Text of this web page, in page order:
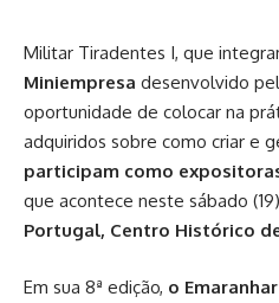
Militar Tiradentes I, que
Miniempresa desenvolvido
oportunidade de colocar na
adquiridos sobre como criar e
participam como
que acontece neste sábado (19)
Portugal, Centro Histórico
Em sua 8ª edição, o